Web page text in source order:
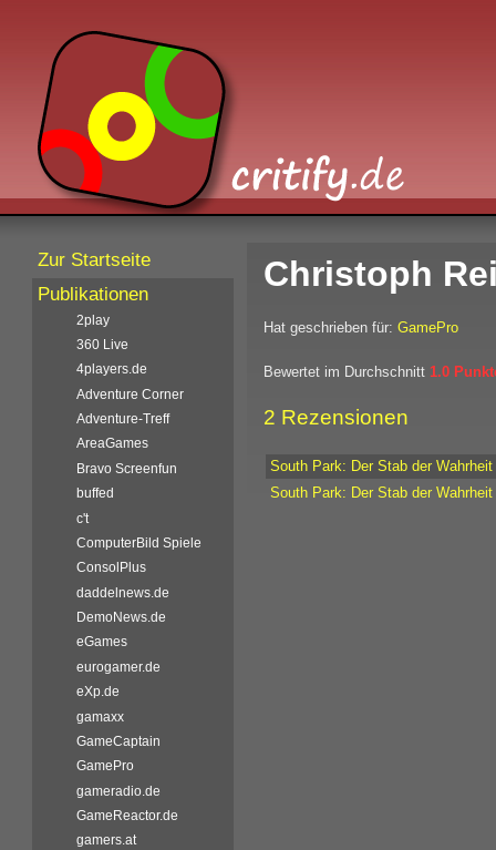
Christoph
Hat geschrieben für: GamePro
Bewertet im Durchschnitt 1.0
2 Rezensionen
South Park: Der Stab der Wahrheit
South Park: Der Stab der Wahrheit
Zur Startseite
Publikationen
2play
360 Live
4players.de
Adventure Corner
Adventure-Treff
AreaGames
Bravo Screenfun
buffed
c't
ComputerBild Spiele
ConsolPlus
daddelnews.de
DemoNews.de
eGames
eurogamer.de
eXp.de
gamaxx
GameCaptain
GamePro
gameradio.de
GameReactor.de
gamers.at